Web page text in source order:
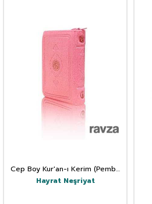
Cep Boy Kur'an-ı Kerim (Pembe
Renk, Kılıflı, Mühürlü)
Hayrat Neşriyat